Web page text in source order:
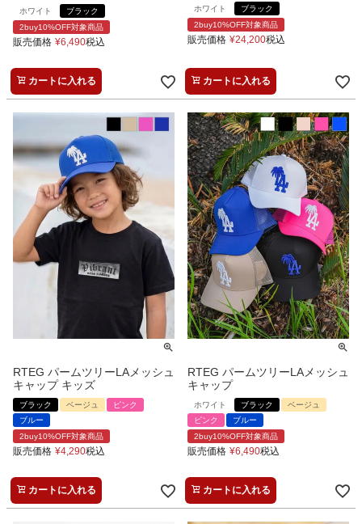
ホワイト
ブラック
2buy10%OFF対象商品
販売価格 ¥6,490税込
カートに入れる
ホワイト
ブラック
2buy10%OFF対象商品
販売価格 ¥24,200税込
カートに入れる
RTEG パームツリーLAメッシュ
キャップ キッズ
ブラック ベージュ
ピンク
ブルー
2buy10%OFF対象商品
販売価格 ¥4,290税込
カートに入れる
RTEG パームツリーLAメッシュ
キャップ
ホワイト ブラック
ベージュ
ピンク
ブルー
2buy10%OFF対象商品
販売価格 ¥6,490税込
カートに入れる